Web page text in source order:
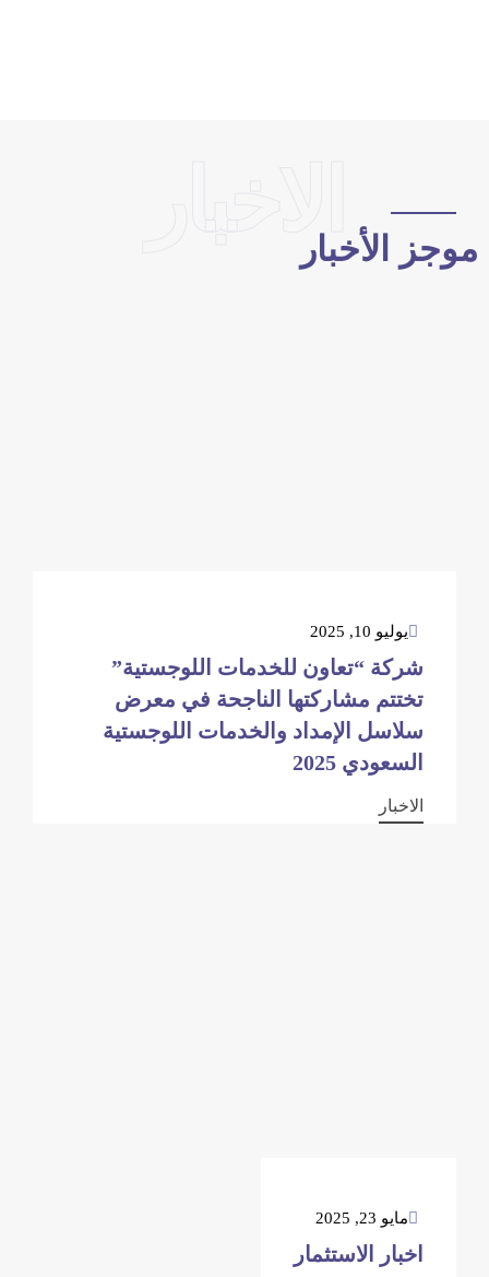
الأخبار
يوليو 10, 2025
شركة “تعاون للخدمات اللوجستية”
تختتم مشاركتها الناجحة في معرض
سلاسل الإمداد والخدمات اللوجستية
السعودي 2025
الاخبار
مايو 23, 2025
اخبار الاستثمار